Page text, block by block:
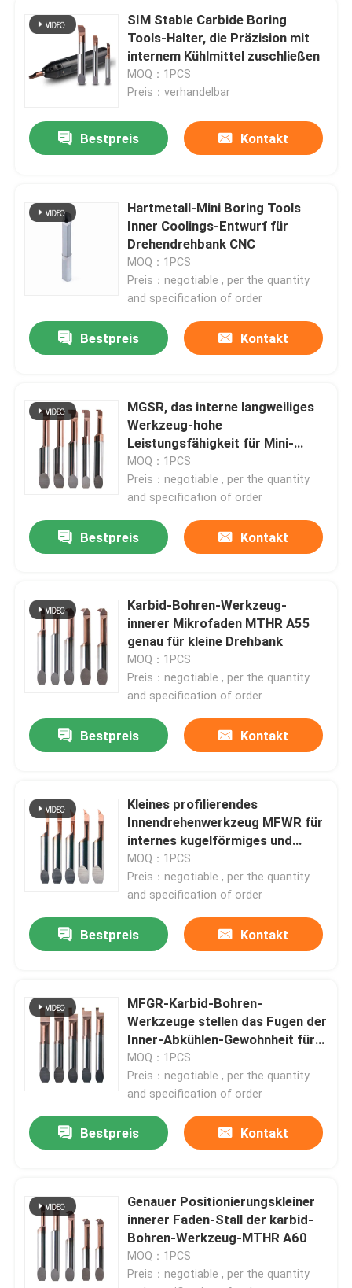
Startseite
Produkte
Über uns
Fabrik Tour
Qualitätskontrolle
Referenzen
Karbid, das Einsätze schneidet
Dreheneinsätze des Karbids
Durchschlags-Form-Komponenten
Karbid-Bohren-Werkzeuge
Hartmetall-Material
Karbid, das Einsätze verlegt
Abgeschnittene Einsätze
SIM Stable Carbide Boring
Tools-Halter, die Präzision mit
internem Kühlmittel zuschließen
MOQ：1PCS
Preis：verhandelbar
Bestpreis Kontakt
Hartmetall-Mini Boring Tools
Inner Coolings-Entwurf für
Drehendrehbank CNC
MOQ：1PCS
Preis：negotiable , per the quantity
and specification of order
Bestpreis Kontakt
MGSR, das interne langweiliges
Werkzeug-hohe
Leistungsfähigkeit für Mini-
Drehendrehbank CNC fugt
MOQ：1PCS
Preis：negotiable , per the quantity
and specification of order
Bestpreis Kontakt
Karbid-Bohren-Werkzeug-
innerer Mikrofaden MTHR A55
genau für kleine Drehbank
MOQ：1PCS
Preis：negotiable , per the quantity
and specification of order
Bestpreis Kontakt
Kleines profilierendes
Innendrehenwerkzeug MFWR für
internes kugelförmiges und
Stirnfläche
MOQ：1PCS
Preis：negotiable , per the quantity
and specification of order
Bestpreis Kontakt
MFGR-Karbid-Bohren-
Werkzeuge stellen das Fugen der
Inner-Abkühlen-Gewohnheit für
das Mikro-Drehen gegenüber
MOQ：1PCS
Preis：negotiable , per the quantity
and specification of order
Bestpreis Kontakt
Genauer Positionierungskleiner
innerer Faden-Stall der karbid-
Bohren-Werkzeug-MTHR A60
MOQ：1PCS
Preis：negotiable , per the quantity